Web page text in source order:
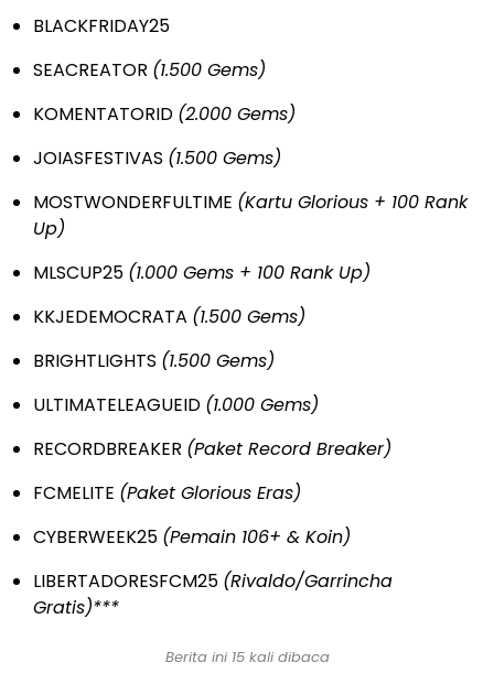
BLACKFRIDAY25
SEACREATOR (1.500 Gems)
KOMENTATORID (2.000 Gems)
JOIASFESTIVAS (1.500 Gems)
MOSTWONDERFULTIME (Kartu Glorious + 100 Rank
Up)
MLSCUP25 (1.000 Gems + 100 Rank Up)
KKJEDEMOCRATA (1.500 Gems)
BRIGHTLIGHTS (1.500 Gems)
ULTIMATELEAGUEID (1.000 Gems)
RECORDBREAKER (Paket Record Breaker)
FCMELITE (Paket Glorious Eras)
CYBERWEEK25 (Pemain 106+ & Koin)
LIBERTADORESFCM25 (Rivaldo/Garrincha
Gratis)***
Berita ini 15 kali dibaca